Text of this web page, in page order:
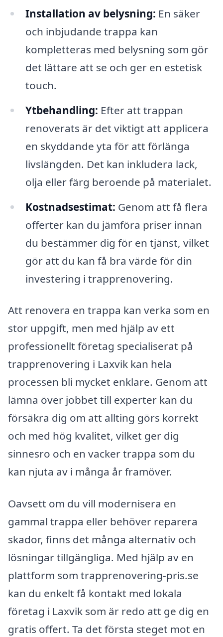
Installation av belysning: En säker
och inbjudande trappa kan
kompletteras med belysning som gör
det lättare att se och ger en estetisk
touch.
Ytbehandling: Efter att trappan
renoverats är det viktigt att applicera
en skyddande yta för att förlänga
livslängden. Det kan inkludera lack,
olja eller färg beroende på materialet.
Kostnadsestimat: Genom att få flera
offerter kan du jämföra priser innan
du bestämmer dig för en tjänst, vilket
gör att du kan få bra värde för din
investering i trapprenovering.
Att renovera en trappa kan verka som en
stor uppgift, men med hjälp av ett
professionellt företag specialiserat på
trapprenovering i Laxvik kan hela
processen bli mycket enklare. Genom att
lämna över jobbet till experter kan du
försäkra dig om att allting görs korrekt
och med hög kvalitet, vilket ger dig
sinnesro och en vacker trappa som du
kan njuta av i många år framöver.
Oavsett om du vill modernisera en
gammal trappa eller behöver reparera
skador, finns det många alternativ och
lösningar tillgängliga. Med hjälp av en
plattform som trapprenovering-pris.se
kan du enkelt få kontakt med lokala
företag i Laxvik som är redo att ge dig en
gratis offert. Ta det första steget mot en